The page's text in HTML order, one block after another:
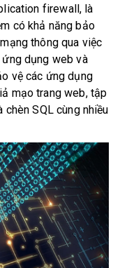
firewall, là
có khả năng bảo
thông qua việc
dụng web và
vệ các ứng dụng
mạo trang web, tập
chèn SQL cùng nhiều